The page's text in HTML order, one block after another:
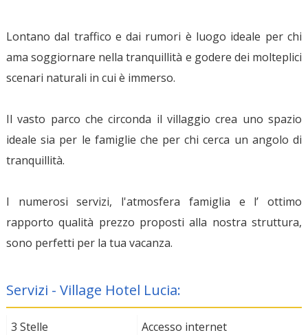
Lontano dal traffico e dai rumori è luogo ideale per chi
ama soggiornare nella tranquillità e godere dei molteplici
scenari naturali in cui è immerso.
Il vasto parco che circonda il villaggio crea uno spazio
ideale sia per le famiglie che per chi cerca un angolo di
tranquillità.
I numerosi servizi, l'atmosfera famiglia e l’ ottimo
rapporto qualità prezzo proposti alla nostra struttura,
sono perfetti per la tua vacanza.
Servizi - Village Hotel Lucia:
3 Stelle
Accesso internet